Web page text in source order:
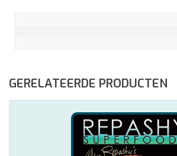
GERELATEERDE PRODUCTEN